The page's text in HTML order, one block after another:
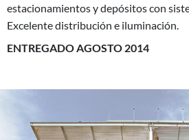
estacionamientos y depósitos con
Excelente distribución e iluminación.
ENTREGADO AGOSTO 2014